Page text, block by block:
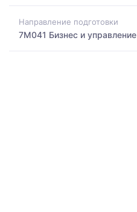
Направление подготовки
7M041 Бизнес и управление